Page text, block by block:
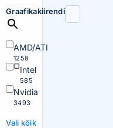
Graafikakiirendi
AMD/ATI
1258
Intel
585
Nvidia
3493
Vali kõik